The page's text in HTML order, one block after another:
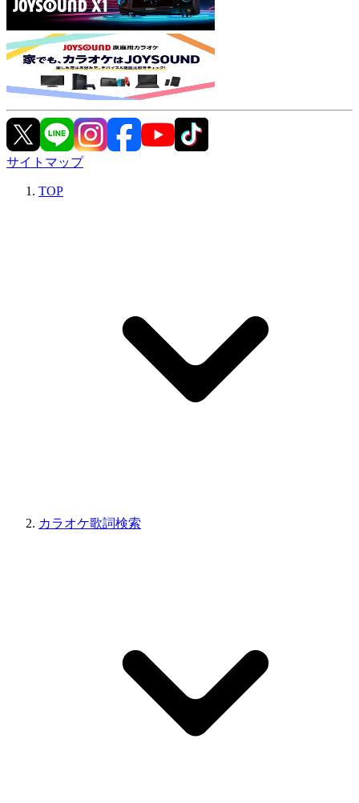
サイトマップ
TOP
カラオケ歌詞検索